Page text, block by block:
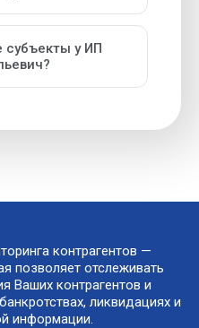
субъекты у ИП
контрагентов —
позволяет отслеживать
Ваших контрагентов и
ликвидациях и
информации.